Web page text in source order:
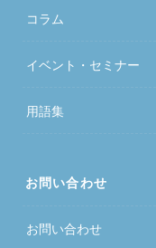
コラム
イベント・セミナー
用語集
お問い合わせ
お問い合わせ